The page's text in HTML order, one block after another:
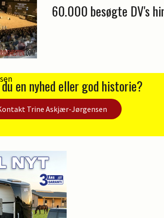
60.000 besøgte DV's
en nyhed eller god historie?
Trine Askjær-Jørgensen